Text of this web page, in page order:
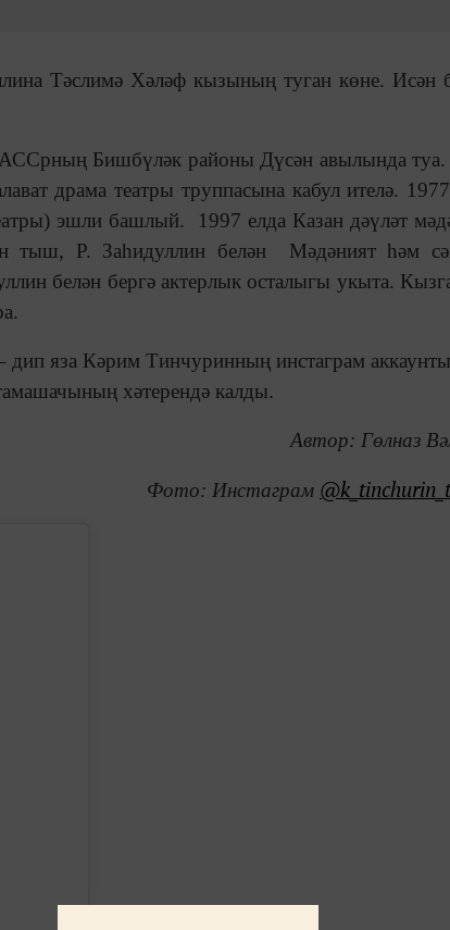
Тәслимә Хәләф кызының туган көне. Исән
Бишбүләк районы Дүсән авылында туа.
драма театры труппасына кабул ителә.
эшли башлый. 1997 елда Казан дәүләт
тыш, Р. Заһидуллин белән Мәдәният һәм
белән бергә актерлык осталыгы укыта.
яза Кәрим Тинчуринның инстаграм
хәтерендә калды.
Автор: Гөлназ
Фото: Инстаграм